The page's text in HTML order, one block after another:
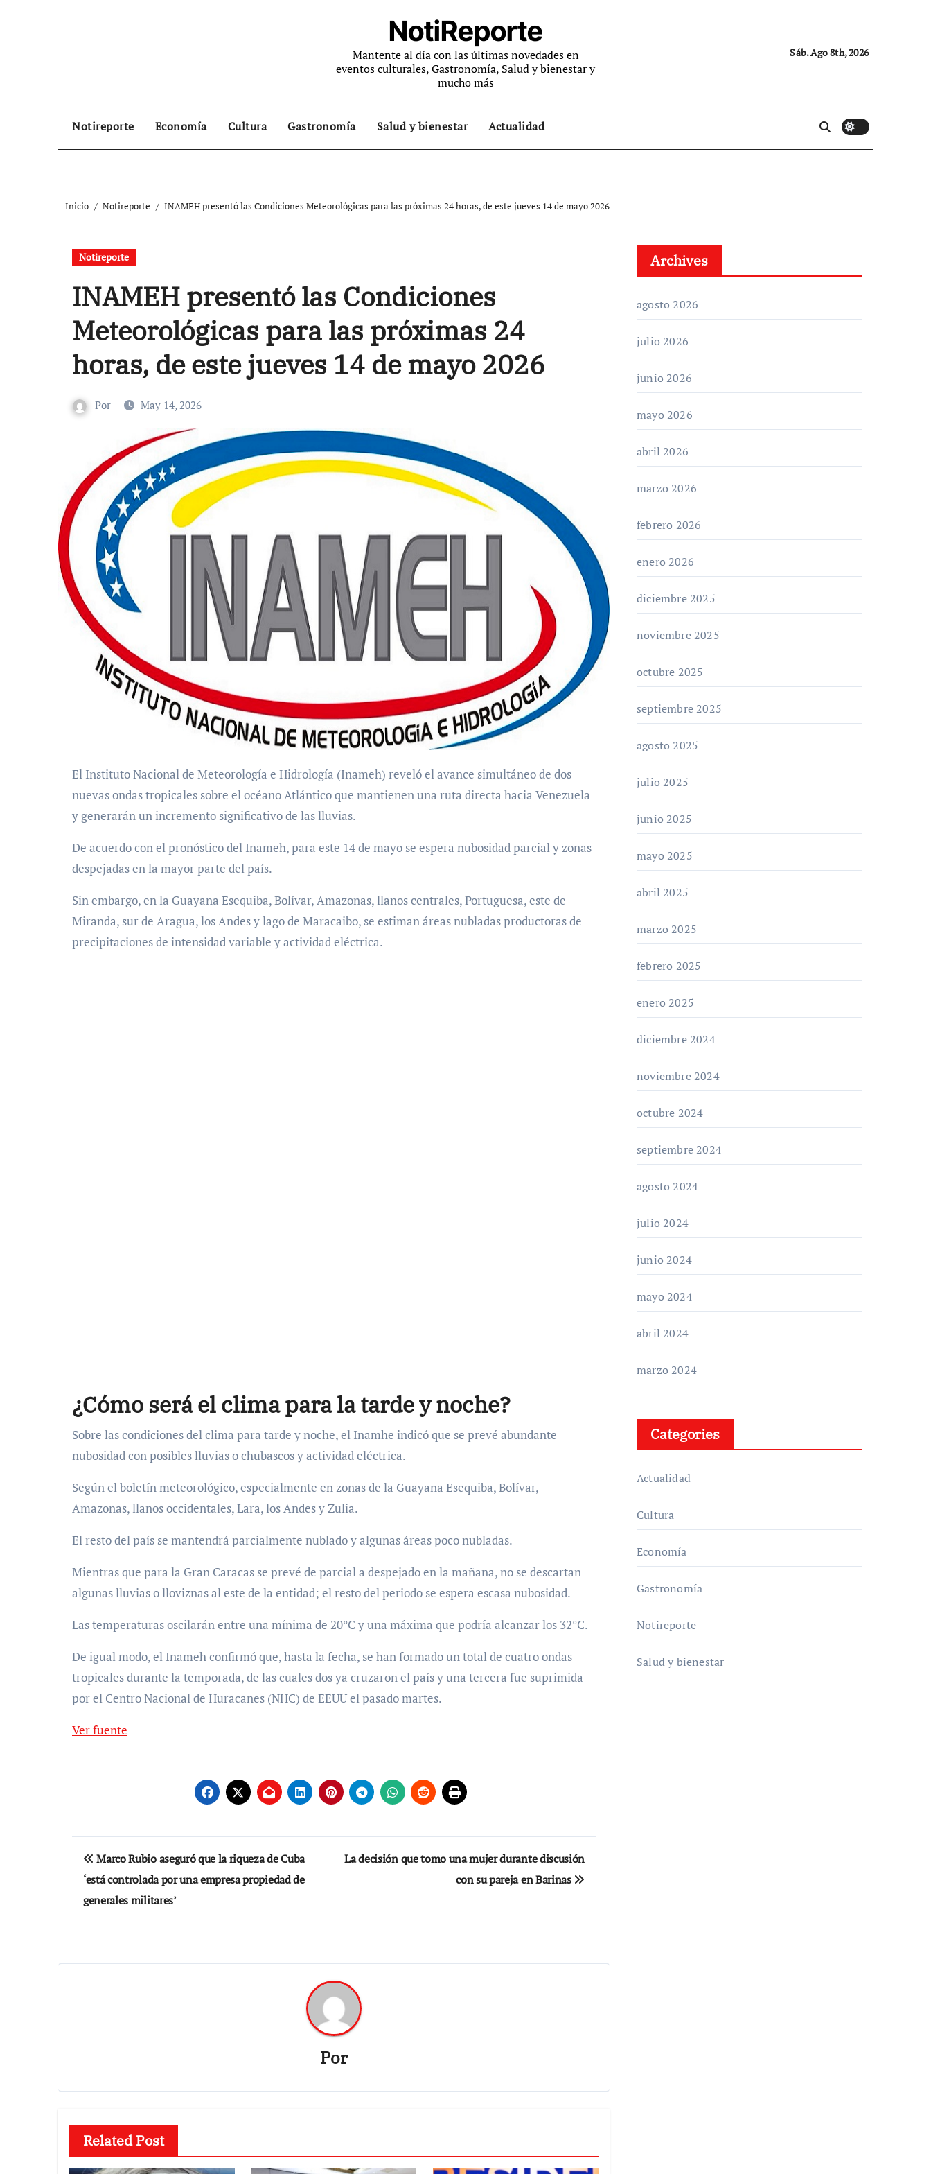
NotiReporte
Mantente al día con las últimas novedades en
eventos culturales, Gastronomía, Salud y bienestar y
mucho más
Sáb. Ago 8th, 2026
Notireporte Economía Cultura Gastronomía Salud y bienestar Actualidad
Inicio Notireporte INAMEH presentó las Condiciones Meteorológicas para las próximas 24 horas, de este jueves 14 de mayo 2026
Notireporte
INAMEH presentó las Condiciones
Meteorológicas para las próximas 24
horas, de este jueves 14 de mayo 2026
Por May 14, 2026
El Instituto Nacional de Meteorología e Hidrología (Inameh) reveló el avance simultáneo de dos
nuevas ondas tropicales sobre el océano Atlántico que mantienen una ruta directa hacia Venezuela
y generarán un incremento significativo de las lluvias.
De acuerdo con el pronóstico del Inameh, para este 14 de mayo se espera nubosidad parcial y zonas
despejadas en la mayor parte del país.
Sin embargo, en la Guayana Esequiba, Bolívar, Amazonas, llanos centrales, Portuguesa, este de
Miranda, sur de Aragua, los Andes y lago de Maracaibo, se estiman áreas nubladas productoras de
precipitaciones de intensidad variable y actividad eléctrica.
¿Cómo será el clima para la tarde y noche?
Sobre las condiciones del clima para tarde y noche, el Inamhe indicó que se prevé abundante
nubosidad con posibles lluvias o chubascos y actividad eléctrica.
Según el boletín meteorológico, especialmente en zonas de la Guayana Esequiba, Bolívar,
Amazonas, llanos occidentales, Lara, los Andes y Zulia.
El resto del país se mantendrá parcialmente nublado y algunas áreas poco nubladas.
Mientras que para la Gran Caracas se prevé de parcial a despejado en la mañana, no se descartan
algunas lluvias o lloviznas al este de la entidad; el resto del periodo se espera escasa nubosidad.
Las temperaturas oscilarán entre una mínima de 20°C y una máxima que podría alcanzar los 32°C.
De igual modo, el Inameh confirmó que, hasta la fecha, se han formado un total de cuatro ondas
tropicales durante la temporada, de las cuales dos ya cruzaron el país y una tercera fue suprimida
por el Centro Nacional de Huracanes (NHC) de EEUU el pasado martes.
Ver fuente
Navegación
de
entradas
Marco Rubio aseguró que la riqueza de Cuba
‘está controlada por una empresa propiedad de
generales militares’
La decisión que tomo una mujer durante discusión
con su pareja en Barinas
Por
Related Post
Archives
agosto 2026
julio 2026
junio 2026
mayo 2026
abril 2026
marzo 2026
febrero 2026
enero 2026
diciembre 2025
noviembre 2025
octubre 2025
septiembre 2025
agosto 2025
julio 2025
junio 2025
mayo 2025
abril 2025
marzo 2025
febrero 2025
enero 2025
diciembre 2024
noviembre 2024
octubre 2024
septiembre 2024
agosto 2024
julio 2024
junio 2024
mayo 2024
abril 2024
marzo 2024
Categories
Actualidad
Cultura
Economía
Gastronomía
Notireporte
Salud y bienestar